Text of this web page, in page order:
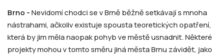
Brno -Nevidomí chodci se v Brně běžně setkávají s mnoha
nástrahami, ačkoliv existuje spousta teoretických opatření,
která by jim měla naopak pohyb ve městě usnadnit. Některé
projekty mohou v tomto směru jiná města Brnu závidět, jako